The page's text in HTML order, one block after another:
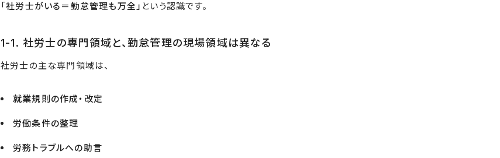
「社労士がいる＝勤怠管理も万全」 という認識です。
1-1. 社労士の専門領域と、勤怠管理の現場領域は異なる
社労士の主な専門領域は、
就業規則の作成・改定
労働条件の整理
労務トラブルへの助言